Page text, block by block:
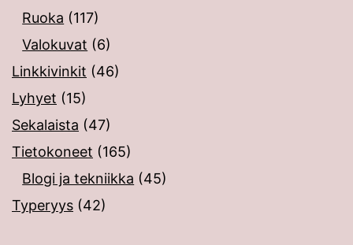
Ruoka (117)
Valokuvat (6)
Linkkivinkit (46)
Lyhyet (15)
Sekalaista (47)
Tietokoneet (165)
Blogi ja tekniikka (45)
Typeryys (42)